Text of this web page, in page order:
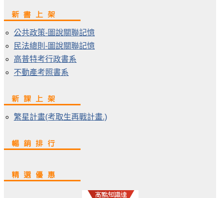
公共政策-圖說關聯記憶
民法總則-圖說關聯記憶
高普特考行政書系
不動產考照書系
繁星計畫(考取生再戰計畫.)